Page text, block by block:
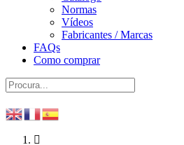
Normas
Vídeos
Fabricantes / Marcas
FAQs
Como comprar